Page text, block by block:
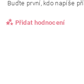
Buďte první, kdo napíše
Přidat hodnocení